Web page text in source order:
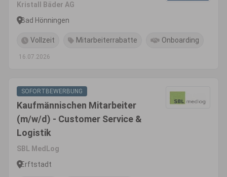
Kristall Bäder AG
Bad Hönningen
Vollzeit Mitarbeiterrabatte Onboarding
16.07.2026
SOFORTBEWERBUNG
Kaufmännischen Mitarbeiter
(m/w/d) - Customer Service &
Logistik
SBL MedLog
Erftstadt